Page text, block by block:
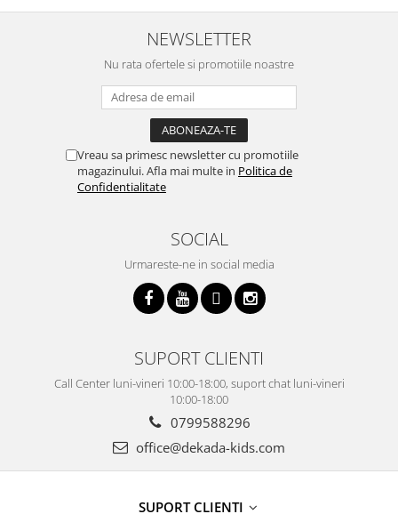
NEWSLETTER
Nu rata ofertele si promotiile noastre
Vreau sa primesc newsletter cu promotiile
magazinului. Afla mai multe in Politica de
Confidentialitate
SOCIAL
Urmareste-ne in social media
SUPORT CLIENTI
Call Center luni-vineri 10:00-18:00, suport chat luni-vineri
10:00-18:00
0799588296
office@dekada-kids.com
SUPORT CLIENTI